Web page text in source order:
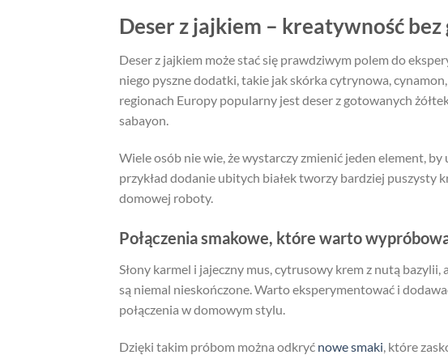
Deser z jajkiem – kreatywność bez
Deser z jajkiem może stać się prawdziwym polem do
niego pyszne dodatki, takie jak skórka cytrynowa,
regionach Europy popularny jest deser z gotowanych
sabayon.
Wiele osób nie wie, że wystarczy zmienić jeden element,
przykład dodanie ubitych białek tworzy bardziej
domowej roboty.
Połączenia smakowe, które warto
Słony karmel i jajeczny mus, cytrusowy krem z nutą
są niemal nieskończone. Warto eksperymentować i
połączenia w domowym stylu.
Dzięki takim próbom można odkryć nowe smaki , które